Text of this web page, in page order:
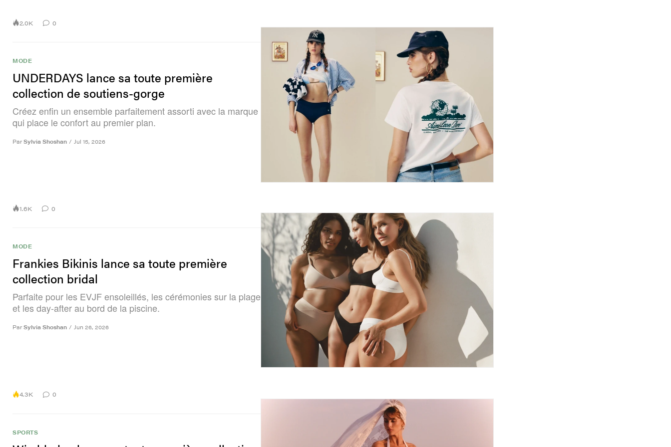
2.0K 0
MODE
UNDERDAYS lance sa toute première
collection de soutiens-gorge
Créez enfin un ensemble parfaitement assorti avec la marque
qui place le confort au premier plan.
Par Sylvia Shoshan / Jul 15, 2026
1.6K 0
MODE
Frankies Bikinis lance sa toute première
collection bridal
Parfaite pour les EVJF ensoleillés, les cérémonies sur la plage
et les day-after au bord de la piscine.
Par Sylvia Shoshan / Jun 26, 2026
4.3K 0
SPORTS